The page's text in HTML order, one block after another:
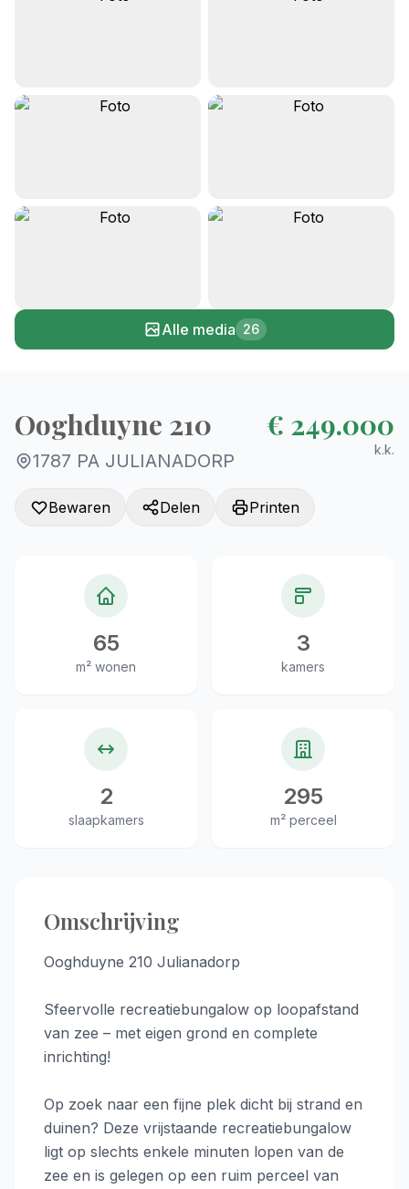
+21
Alle media 26
Ooghduyne 210
1787 PA JULIANADORP
€ 249.000
k.k.
Bewaren Delen Printen
65
m² wonen
3
kamers
2
slaapkamers
295
m² perceel
Omschrijving
Ooghduyne 210 Julianadorp
Sfeervolle recreatiebungalow op loopafstand
van zee – met eigen grond en complete
inrichting!
Op zoek naar een fijne plek dicht bij strand en
duinen? Deze vrijstaande recreatiebungalow
ligt op slechts enkele minuten lopen van de
zee en is gelegen op een ruim perceel van